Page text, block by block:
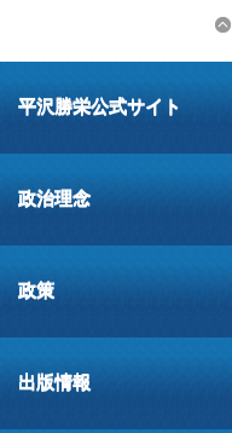
平沢勝栄公式サイト
政治理念
政策
出版情報